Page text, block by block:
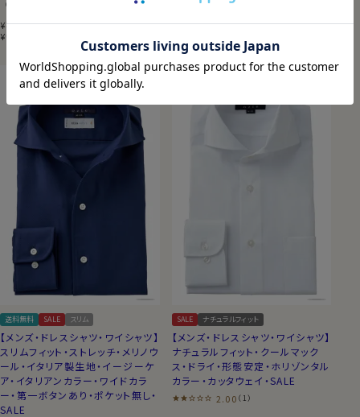
（0）
¥8,800 (税込)
¥
¥8,800 (税込)
送料無料 SALE スリム
【メンズ・ドレスシャツ・ワイシャツ】
スリムフィット・ストレッチ・メリノウ
ール・イタリア製生地・イージーケ
ア・イタリアンカラー・ワイドカラ
ー・第一ボタンあり・ポケット無し・
SALE
SALE ナチュラルフィット
【メンズ・ドレスシャツ・ワイシャツ】
ナチュラルフィット・クールマック
ス・ドライ・形態安定・ホリゾンタル
カラー・カッタウェイ・SALE
2.00 （1）